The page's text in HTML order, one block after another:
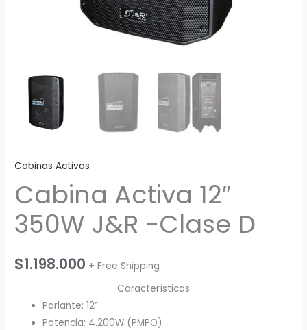
Cabinas Activas
Cabina Activa 12″
350W J&R -Clase D
$1.198.000 + Free Shipping
Características
Parlante: 12”
Potencia: 4.200W (PMPO)